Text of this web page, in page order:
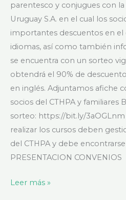
parentesco y conjugues con
Uruguay S.A. en el cual los
importantes descuentos en
idiomas, así como también
se encuentra con un sorteo
obtendrá el 90% de
en inglés. Adjuntamos afiche
socios del CTHPA y familiares
sorteo: https://bit.ly/
realizar los cursos deben
del CTHPA y debe
PRESENTACION CONVENIOS
Leer más »